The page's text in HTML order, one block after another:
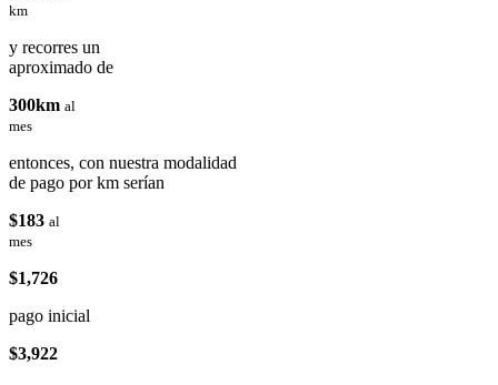
km
y recorres un
aproximado de
300km al
mes
entonces, con nuestra modalidad
de pago por km serían
$183 al
mes
$1,726
pago inicial
$3,922